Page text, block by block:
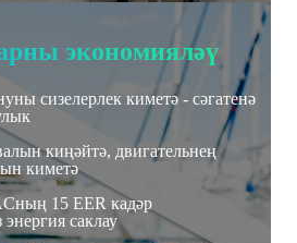
экономияләү
сизелерлек киметә - сәгатенә
киңәйтә, двигательнең
киметә
15 EER кадәр
саклау